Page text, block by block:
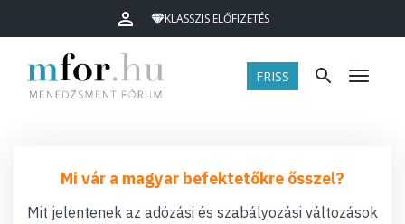
KLASSZIS ELŐFIZETÉS
FRISS Menü
Mi vár a magyar befektetőkre ősszel?
Mit jelentenek az adózási és szabályozási változások